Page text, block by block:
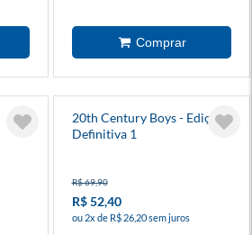
20th Century Boys - Edição
Definitiva 1
R$ 69,90
R$ 52,40
ou 2x de R$ 26,20 sem juros